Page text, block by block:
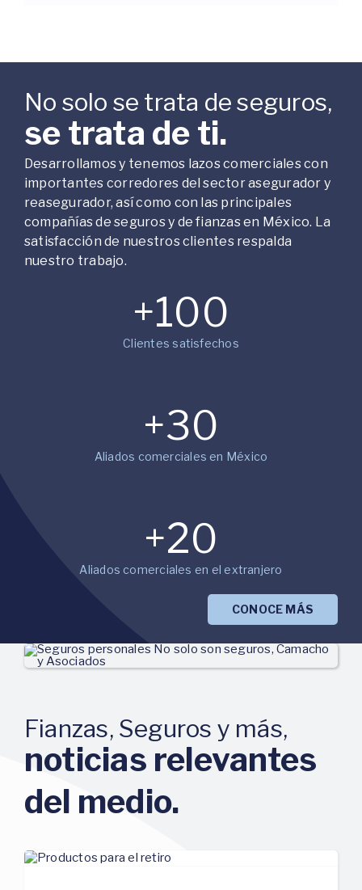
No solo se trata de seguros,
se trata de ti.
Desarrollamos y tenemos lazos comerciales con
importantes corredores del sector asegurador y
reasegurador, así como con las principales
compañías de seguros y de fianzas en México. La
satisfacción de nuestros clientes respalda
nuestro trabajo.
+100
Clientes satisfechos
+30
Aliados comerciales en México
+20
Aliados comerciales en el extranjero
CONOCE MÁS
Fianzas, Seguros y más,
noticias relevantes
del medio.